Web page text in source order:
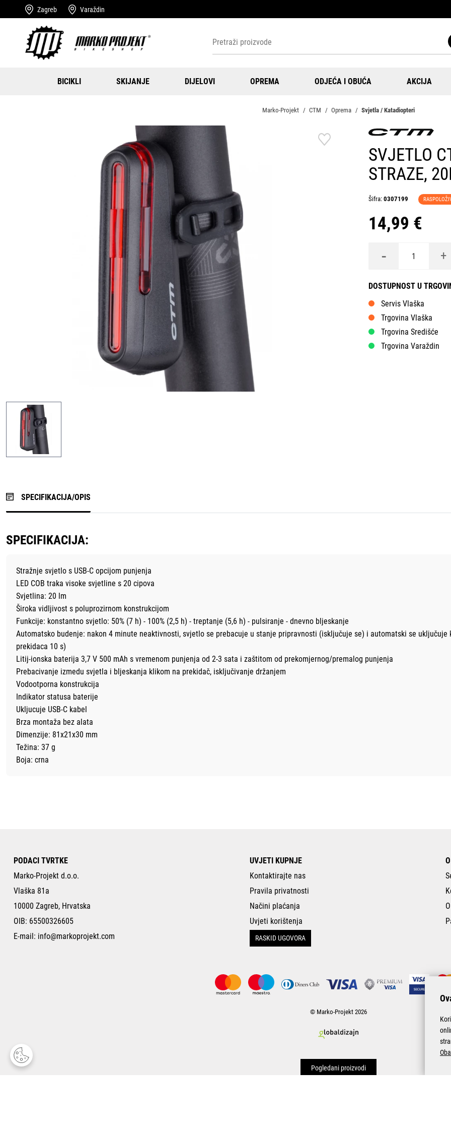
Zagreb Varaždin
BICIKLI SKIJANJE DIJELOVI OPREMA ODJEĆA I OBUĆA AKCIJA
Marko-Projekt CTM Oprema Svjetla / Katadiopteri
SVJETLO
STRAZE,
Šifra: 0307199
14,99 €
- +
DOSTUPNOST U
Servis Vlaška
Trgovina Vlaška
Trgovina Središće
Trgovina Varaždin
SPECIFIKACIJA/OPIS
SPECIFIKACIJA:
Stražnje svjetlo s USB-C opcijom punjenja
LED COB traka visoke svjetline s 20 cipova
Svjetlina: 20 lm
Široka vidljivost s poluprozirnom konstrukcijom
Funkcije: konstantno svjetlo: 50% (7 h) - 100% (2,5 h) - treptanje (5,6 h) - pulsiranje - dnevno bljeskanje
Automatsko budenje: nakon 4 minute neaktivnosti, svjetlo se prebacuje u stanje pripravnosti (isključuje se) i automatski se
prekidaca 10 s)
Litij-ionska baterija 3,7 V 500 mAh s vremenom punjenja od 2-3 sata i zaštitom od prekomjernog/premalog punjenja
Prebacivanje izmedu svjetla i bljeskanja klikom na prekidač, isključivanje držanjem
Vodootporna konstrukcija
Indikator statusa baterije
Ukljucuje USB-C kabel
Brza montaža bez alata
Dimenzije: 81x21x30 mm
Težina: 37 g
Boja: crna
Pogledani proizvodi
PODACI TVRTKE
Marko-Projekt d.o.o.
Vlaška 81a
10000 Zagreb, Hrvatska
OIB: 65500326605
E-mail: info@markoprojekt.com
UVJETI KUPNJE
Kontaktirajte nas
Pravila privatnosti
Načini plaćanja
Uvjeti korištenja
RASKID UGOVORA
© Marko-Projekt 2026